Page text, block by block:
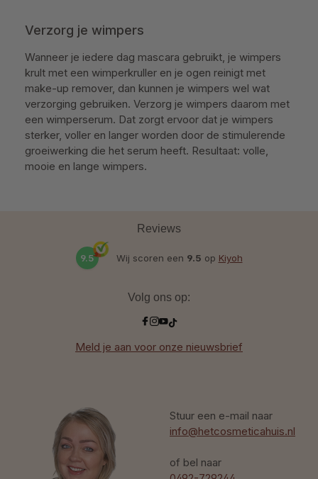
Verzorg je wimpers
Wanneer je iedere dag mascara gebruikt, je wimpers
krult met een wimperkruller en je ogen reinigt met
make-up remover, dan kunnen je wimpers wel wat
verzorging gebruiken. Verzorg je wimpers daarom met
een wimperserum. Dat zorgt ervoor dat je wimpers
sterker, voller en langer worden door de stimulerende
groeiwerking die het serum heeft. Resultaat: volle,
mooie en lange wimpers.
Stuur een e-mail naar
info@hetcosmeticahuis.nl
of bel naar
Reviews
9.5 Wij scoren een 9.5 op Kiyoh
Volg ons op:
Meld je aan voor onze nieuwsbrief